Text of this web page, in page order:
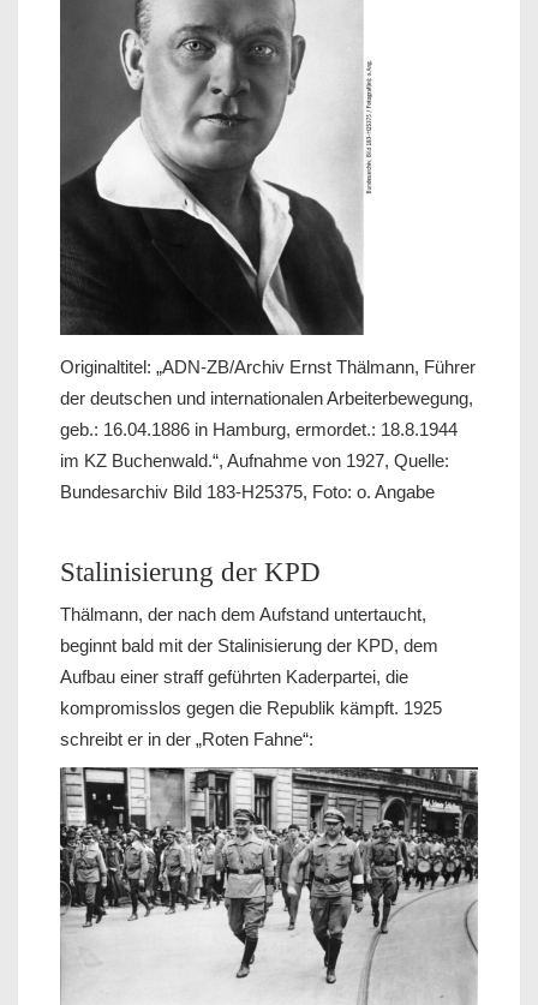
Originaltitel: „ADN-ZB/Archiv Ernst Thälmann, Führer
der deutschen und internationalen Arbeiterbewegung,
geb.: 16.04.1886 in Hamburg, ermordet.: 18.8.1944
im KZ Buchenwald.“, Aufnahme von 1927, Quelle:
Bundesarchiv Bild 183-H25375, Foto: o. Angabe
Stalinisierung der KPD
Thälmann, der nach dem Aufstand untertaucht,
beginnt bald mit der Stalinisierung der KPD, dem
Aufbau einer straff geführten Kaderpartei, die
kompromisslos gegen die Republik kämpft. 1925
schreibt er in der „Roten Fahne“: